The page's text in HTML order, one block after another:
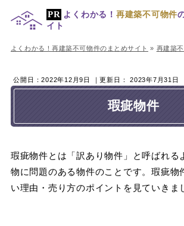
よくわかる！ 再建築不可物件
イト
よくわかる！再建築不可物件のまとめサイト » 再建築
公開日：2022年12月9日 ｜更新日：2023年7月31日
瑕疵物件
瑕疵物件とは「訳あり物件」と呼ばれる
物に問題のある物件のことです。瑕疵物
い理由・売り方のポイントを見ていきま